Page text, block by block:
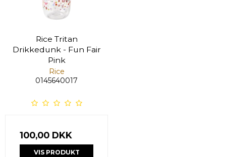
Rice Tritan
Drikkedunk - Fun Fair
Pink
Rice
0145640017
100,00 DKK
VIS PRODUKT